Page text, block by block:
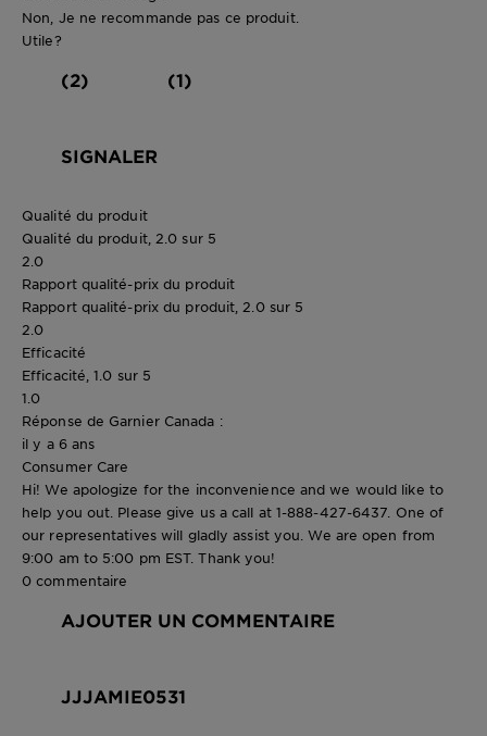
Non, Je ne recommande pas ce produit.
Utile?
(2) (1)
SIGNALER
Qualité du produit
Qualité du produit, 2.0 sur 5
2.0
Rapport qualité-prix du produit
Rapport qualité-prix du produit, 2.0 sur 5
2.0
Efficacité
Efficacité, 1.0 sur 5
1.0
Réponse de Garnier Canada :
il y a 6 ans
Consumer Care
Hi! We apologize for the inconvenience and we would like to
help you out. Please give us a call at 1-888-427-6437. One of
our representatives will gladly assist you. We are open from
9:00 am to 5:00 pm EST. Thank you!
0 commentaire
AJOUTER UN COMMENTAIRE
JJJAMIE0531